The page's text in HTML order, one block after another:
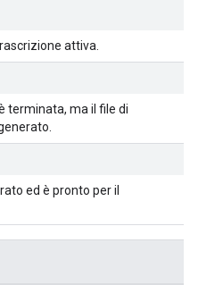
attiva.
terminata, ma il file di
ed è pronto per il